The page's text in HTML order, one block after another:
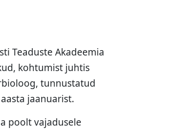
Teaduste Akadeemia
kohtumist juhtis
tunnustatud
jaanuarist.
poolt vajadusele